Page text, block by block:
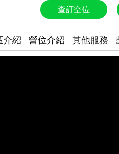
查訂空位
介紹 營位介紹 其他服務